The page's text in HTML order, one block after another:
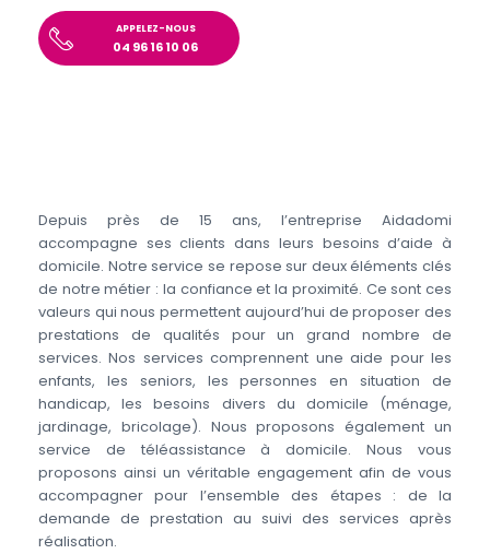
APPELEZ-NOUS
04 96 16 10 06
Depuis près de 15 ans, l’entreprise Aidadomi
accompagne ses clients dans leurs besoins d’aide à
domicile. Notre service se repose sur deux éléments clés
de notre métier : la confiance et la proximité. Ce sont ces
valeurs qui nous permettent aujourd’hui de proposer des
prestations de qualités pour un grand nombre de
services. Nos services comprennent une aide pour les
enfants, les seniors, les personnes en situation de
handicap, les besoins divers du domicile (ménage,
jardinage, bricolage). Nous proposons également un
service de téléassistance à domicile. Nous vous
proposons ainsi un véritable engagement afin de vous
accompagner pour l’ensemble des étapes : de la
demande de prestation au suivi des services après
réalisation.